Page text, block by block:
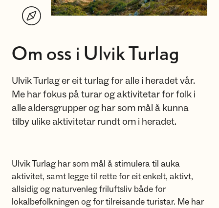
Om oss i Ulvik Turlag
Ulvik Turlag er eit turlag for alle i heradet vår.
Me har fokus på turar og aktivitetar for folk i
alle aldersgrupper og har som mål å kunna
tilby ulike aktivitetar rundt om i heradet.
Ulvik Turlag har som mål å stimulera til auka
aktivitet, samt legge til rette for eit enkelt, aktivt,
allsidig og naturvenleg friluftsliv både for
lokalbefolkningen og for tilreisande turistar. Me har